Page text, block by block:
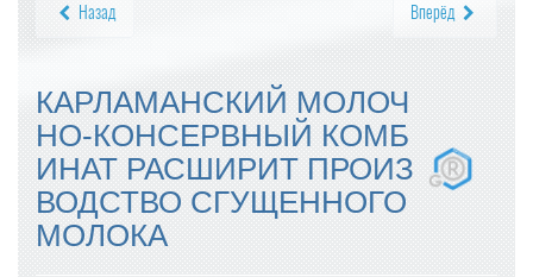
Назад Вперёд
КАРЛАМАНСКИЙ МОЛОЧ
НО-КОНСЕРВНЫЙ КОМБ
ИНАТ РАСШИРИТ ПРОИЗ
ВОДСТВО СГУЩЕННОГО
МОЛОКА